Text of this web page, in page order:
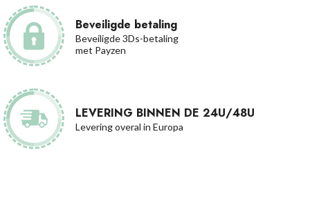
Beveiligde betaling
Beveiligde 3Ds-betaling
met Payzen
LEVERING BINNEN DE 24U/48U
Levering overal in Europa